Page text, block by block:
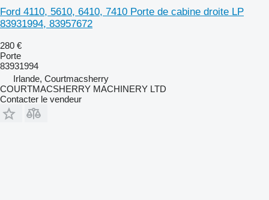
Ford 4110, 5610, 6410, 7410 Porte de cabine droite LP
83931994, 83957672
280 €
Porte
83931994
Irlande, Courtmacsherry
COURTMACSHERRY MACHINERY LTD
Contacter le vendeur